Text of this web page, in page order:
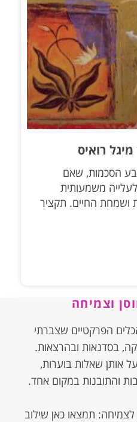
רואיס
הסכמות, שאם
משמעותית
ושמחת החיים. תקציר
וצמיחה
הפרקטיים שצברתי
בסדנאות ובהרצאות.
אותן שאלות בוערות,
והתובנות במקום אחד.
תמצאו כאן שילוב